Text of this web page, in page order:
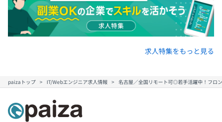
求人特集をもっと見る
paizaトップ IT/Webエンジニア求人情報 名古屋／全国リモート可◎若手活躍中！フロ